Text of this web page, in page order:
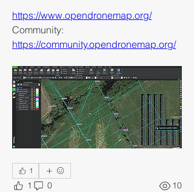
https://www.opendronemap.org/
https://community.opendronemap.org/
1
1 0 10